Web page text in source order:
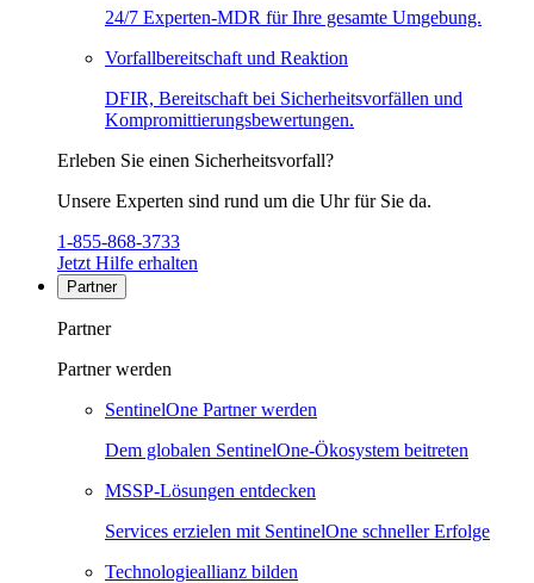
24/7 Experten-MDR für Ihre gesamte Umgebung.
Vorfallbereitschaft und Reaktion
DFIR, Bereitschaft bei Sicherheitsvorfällen und
Kompromittierungsbewertungen.
Erleben Sie einen Sicherheitsvorfall?
Unsere Experten sind rund um die Uhr für Sie da.
1-855-868-3733
Jetzt Hilfe erhalten
Partner
Partner
Partner werden
SentinelOne Partner werden
Dem globalen SentinelOne-Ökosystem beitreten
MSSP-Lösungen entdecken
Services erzielen mit SentinelOne schneller Erfolge
Technologieallianz bilden